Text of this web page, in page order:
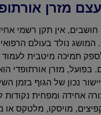
מזרן
חושבים, אין תקן רשמי
המושג נולד בעולם
תמיכה מיטבית
בפועל, מזרן אורתופדי
נכון של הגוף בזמן
אחידה ומפחית נקודות
מויסקו, מלטקס או